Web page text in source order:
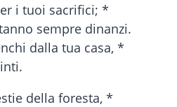
i tuoi sacrifici; *
sempre dinanzi.
dalla tua casa, *
della foresta, *